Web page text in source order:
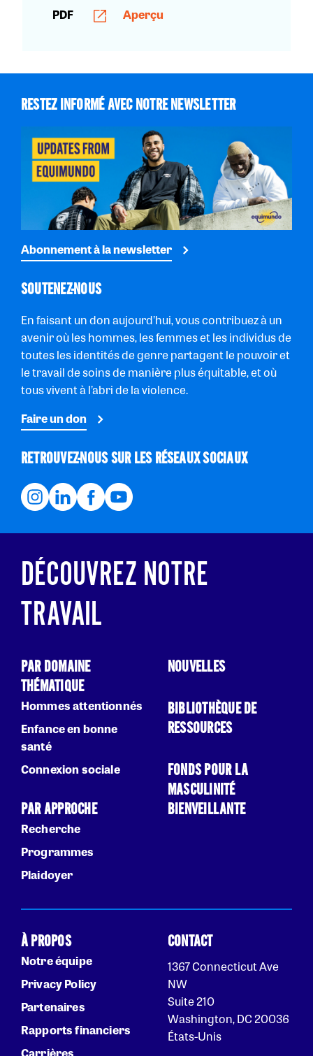
PDF
Aperçu
RESTEZ INFORMÉ AVEC NOTRE NEWSLETTER
Abonnement à la newsletter
SOUTENEZ-NOUS
En faisant un don aujourd’hui, vous contribuez à un
avenir où les hommes, les femmes et les individus de
toutes les identités de genre partagent le pouvoir et
le travail de soins de manière plus équitable, et où
tous vivent à l’abri de la violence.
Faire un don
RETROUVEZ-NOUS SUR LES RÉSEAUX SOCIAUX
DÉCOUVREZ NOTRE
TRAVAIL
PAR DOMAINE
THÉMATIQUE
Hommes attentionnés
Enfance en bonne
santé
Connexion sociale
PAR APPROCHE
Recherche
Programmes
Plaidoyer
NOUVELLES
BIBLIOTHÈQUE DE
RESSOURCES
FONDS POUR LA
MASCULINITÉ
BIENVEILLANTE
À PROPOS
Notre équipe
Privacy Policy
Partenaires
Rapports financiers
CONTACT
1367 Connecticut Ave
NW
Suite 210
Washington, DC 20036
États-Unis